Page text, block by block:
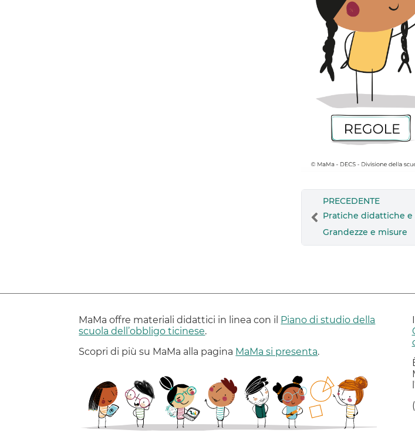
PRECEDENTE
Pratiche didattiche e
Grandezze e misure
MaMa offre materiali didattici in linea con il Piano di studio della
scuola dell’obbligo ticinese.
Scopri di più su MaMa alla pagina MaMa si presenta.